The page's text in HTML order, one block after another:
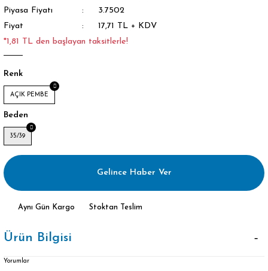
Piyasa Fiyatı
3.7502
Fiyat
17,71 TL + KDV
*1,81 TL den başlayan taksitlerle!
Renk
AÇIK PEMBE
Beden
35/39
Gelince Haber Ver
Aynı Gün Kargo Stoktan Teslim
Ürün Bilgisi
Yorumlar